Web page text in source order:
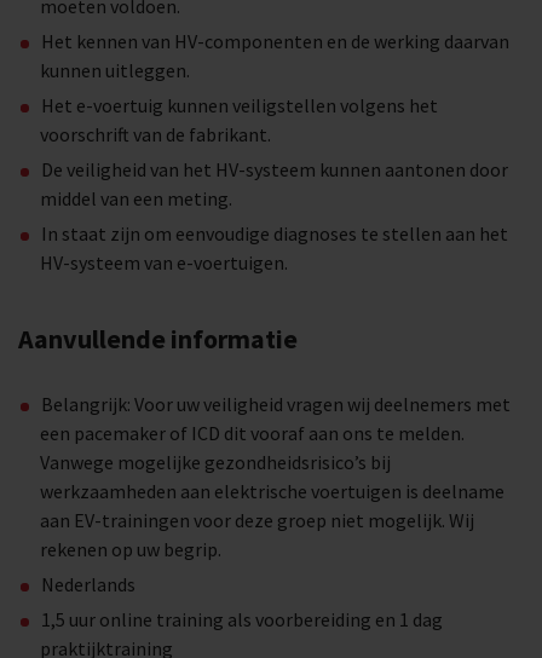
moeten voldoen.
Het kennen van HV-componenten en de werking daarvan
kunnen uitleggen.
Het e-voertuig kunnen veiligstellen volgens het
voorschrift van de fabrikant.
De veiligheid van het HV-systeem kunnen aantonen door
middel van een meting.
In staat zijn om eenvoudige diagnoses te stellen aan het
HV-systeem van e-voertuigen.
Aanvullende informatie
Belangrijk: Voor uw veiligheid vragen wij deelnemers met
een pacemaker of ICD dit vooraf aan ons te melden.
Vanwege mogelijke gezondheidsrisico’s bij
werkzaamheden aan elektrische voertuigen is deelname
aan EV-trainingen voor deze groep niet mogelijk. Wij
rekenen op uw begrip.
Nederlands
1,5 uur online training als voorbereiding en 1 dag
praktijktraining